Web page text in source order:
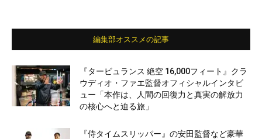
編集部オススメの記事
『タービュランス 絶空 16,000フィート』クラ
ウディオ・ファエ監督オフィシャルインタビ
ュー「本作は、人間の回復力と真実の解放力
の核心へと迫る旅」
『侍タイムスリッパー』の安田監督など豪華